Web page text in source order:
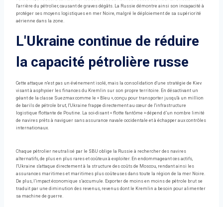
l'arrière du pétrolier, causant de graves dégâts. La Russie démontre ainsi son incapacité à
protéger ses moyens logistiques en mer Noire, malgré le déploiement de sa supériorité
aérienne dans la zone.
L'Ukraine continue de réduire
la capacité pétrolière russe
Cette attaque n'est pas un événement isolé, mais la consolidation d'une stratégie de Kiev
visant à asphyxier les finances du Kremlin sur son propre territoire. En désactivant un
géant de la classe Suezmax comme le « Bleu », conçu pour transporter jusqu'à un million
de barils de pétrole brut, l'Ukraine frappe directement au cœur de l'infrastructure
logistique flottante de Poutine. La soi-disant « flotte fantôme » dépend d’un nombre limité
de navires prêts à naviguer sans assurance navale occidentale et à échapper aux contrôles
internationaux.
Chaque pétrolier neutralisé par le SBU oblige la Russie à rechercher des navires
alternatifs, de plus en plus rares et coûteux à exploiter. En endommageant ces actifs,
l'Ukraine s'attaque directement à la structure des coûts de Moscou, rendant ainsi les
assurances maritimes et maritimes plus coûteuses dans toute la région de la mer Noire.
De plus, l’impact économique s’accumule. Exporter de moins en moins de pétrole brut se
traduit par une diminution des revenus, revenus dont le Kremlin a besoin pour alimenter
sa machine de guerre.